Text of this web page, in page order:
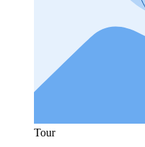
Tour